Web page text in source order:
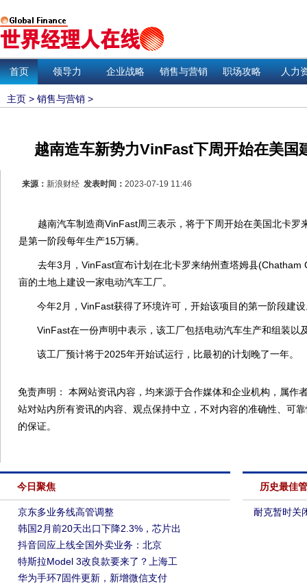
首页 领导力 企业战略 销售与营销 职场攻略 人力
主页 > 销售与营销 >
越南造车新势力VinFast下周开始在美国
来源： 新浪财经 发表时间： 2023-07-19 11:46
越南汽车制造商VinFast周三表示，将于下周开始在美国北卡罗
是第一阶段每年生产15万辆。
去年3月，VinFast宣布计划在北卡罗来纳州查塔姆县(Chatham
亩的土地上建设一家电动汽车工厂。
今年2月，VinFast获得了环境许可，开始该项目的第一阶段建设
VinFast在一份声明中表示，该工厂包括电动汽车生产和组装以
该工厂预计将于2025年开始试运行，比最初的计划晚了一年。
免责声明： 本网站资讯内容，均来源于合作媒体和企业机构，属作
站对站内所有资讯的内容、观点保持中立，不对内容的准确性、可
的保证。
今日聚焦
京东多业务线高管调整
韩国2月前20天出口下降2.3%，芯片出
抖音回应上线全国外卖业务：北京
特斯拉Model 3改良款要来了？上海工
华为手环7固件更新，新增微信支付
历史最佳
耐克暂时关